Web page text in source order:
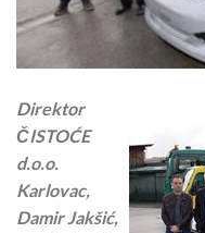
Direktor
ČISTOĆE
d.o.o.
Karlovac,
Damir Jakšić,